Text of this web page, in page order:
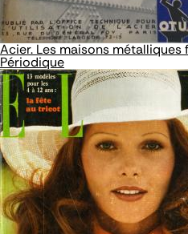
Acier. Les maisons métalliques
Périodique